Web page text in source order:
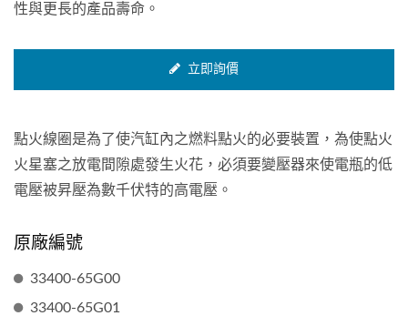
性與更長的產品壽命。
立即詢價
點火線圈是為了使汽缸內之燃料點火的必要裝置，為使點火
火星塞之放電間隙處發生火花，必須要變壓器來使電瓶的低
電壓被昇壓為數千伏特的高電壓。
原廠編號
33400-65G00
33400-65G01